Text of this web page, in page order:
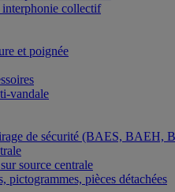
collectif
et poignée
vandale
de sécurité (BAES,
source centrale
pictogrammes, pièces détachées